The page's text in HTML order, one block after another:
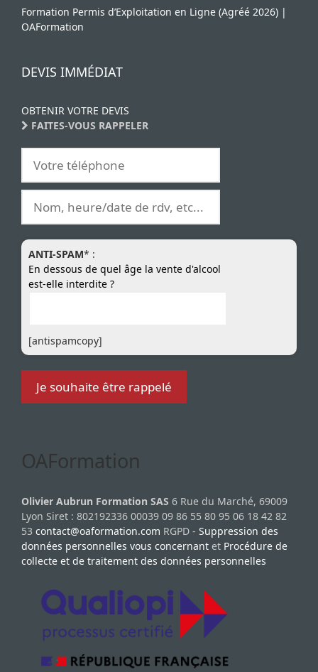
Formation Permis d’Exploitation en Ligne (Agréé 2026) |
OAFormation
DEVIS IMMÉDIAT
OBTENIR VOTRE DEVIS
FAITES-VOUS RAPPELER
ANTI-SPAM* :
En dessous de quel âge la vente d'alcool
est-elle interdite ?
[antispamcopy]
OAFormation
Olivier Aubrun Formation SAS 6 Rue du Marché, 69009
Lyon Siret : 802192336 00039 09 86 55 80 95 06 18 42 82
53 contact@oaformation.com RGPD - Suppression des
données personnelles vous concernant et Procédure de
collecte et de traitement des données personnelles